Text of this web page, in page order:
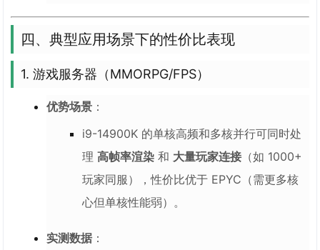
四、典型应用场景下的性价比表现
1. 游戏服务器（MMORPG/FPS）
优势场景 ：
i9-14900K 的单核高频和多核并行可同时处
理高帧率渲染 和 大量玩家连接 （如 1000+
玩家同服），性价比优于 EPYC（需更多核
心但单核性能弱）。
实测数据 ：